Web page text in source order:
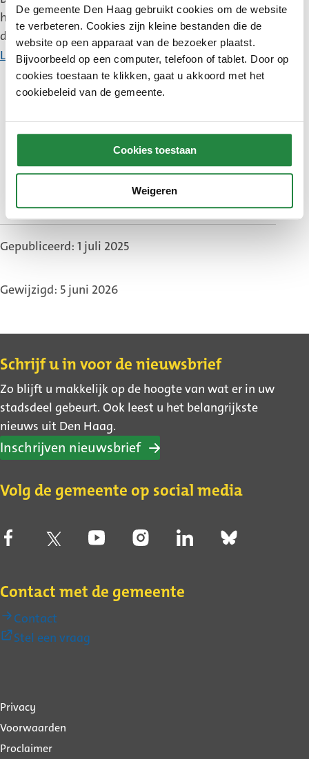
De gemeente Den Haag gebruikt cookies om de website
te verbeteren. Cookies zijn kleine bestanden die de
website op een apparaat van de bezoeker plaatst.
Bijvoorbeeld op een computer, telefoon of tablet. Door op
cookies toestaan te klikken, gaat u akkoord met het
cookiebeleid van de gemeente.
Cookies toestaan
Weigeren
hierover kunnen meedenken en meepraten. Bekijk
de data op de
Facebookpagina stadsdeel
Loosduinen
(Externe
link)
Gepubliceerd: 1 juli 2025
Gewijzigd: 5 juni 2026
Contact
Schrijf u in voor de nieuwsbrief
Zo blijft u makkelijk op de hoogte van wat er in uw
stadsdeel gebeurt. Ook leest u het belangrijkste
nieuws uit Den Haag.
Inschrijven nieuwsbrief
Volg de gemeente op social media
Contact met de gemeente
Contact
Stel een vraag
Over
deze
website
Privacy
Voorwaarden
Proclaimer